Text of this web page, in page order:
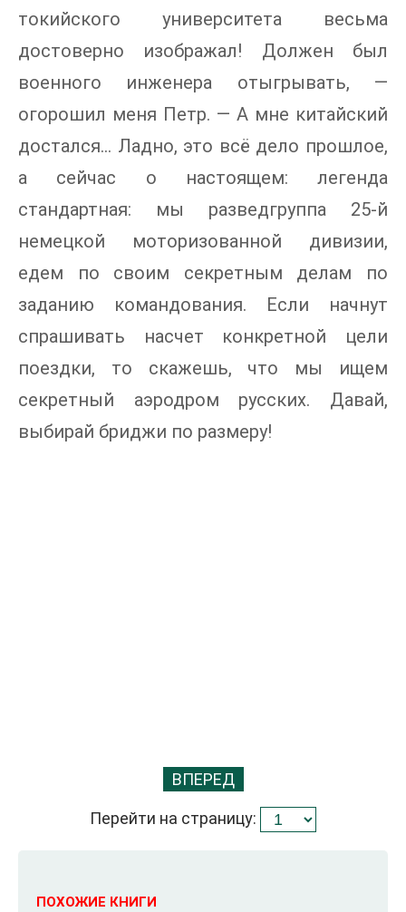
токийского университета весьма
достоверно изображал! Должен был
военного инженера отыгрывать, —
огорошил меня Петр. — А мне китайский
достался… Ладно, это всё дело прошлое,
а сейчас о настоящем: легенда
стандартная: мы разведгруппа 25-й
немецкой моторизованной дивизии,
едем по своим секретным делам по
заданию командования. Если начнут
спрашивать насчет конкретной цели
поездки, то скажешь, что мы ищем
секретный аэродром русских. Давай,
выбирай бриджи по размеру!
ВПЕРЕД
Перейти на страницу:
ПОХОЖИЕ КНИГИ